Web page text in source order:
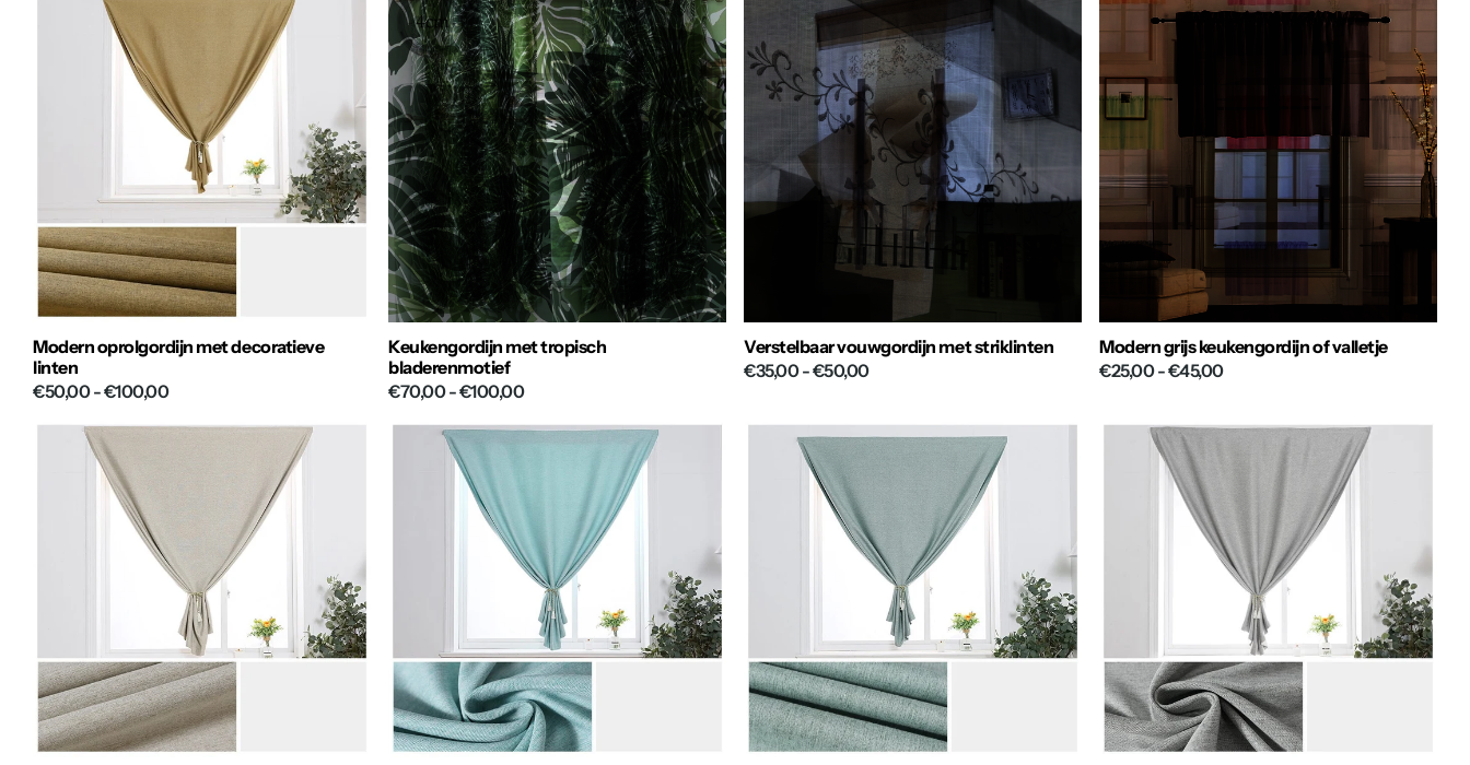
Modern oprolgordijn met decoratieve
linten
€50,00- €100,00
Keukengordijn met tropisch
bladerenmotief
€70,00- €100,00
Verstelbaar vouwgordijn met striklinten
€35,00- €50,00
Modern grijs keukengordijn of valletje
€25,00- €45,00